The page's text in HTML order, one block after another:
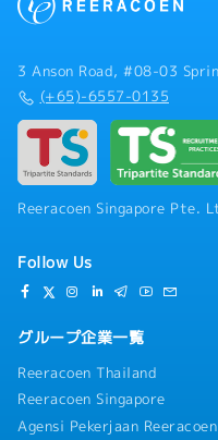
3 Anson Road, #08-03
(+65)-6557-0135
Reeracoen Singapore Pte.
Follow Us
グループ企業一覧
Reeracoen Thailand
Reeracoen Singapore
Agensi Pekerjaan